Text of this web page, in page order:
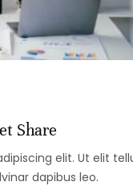
Share
elit. Ut elit
dapibus leo.